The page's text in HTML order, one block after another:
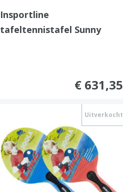
Insportline
tafeltennistafel Sunny
€ 631,35
Uitverkocht